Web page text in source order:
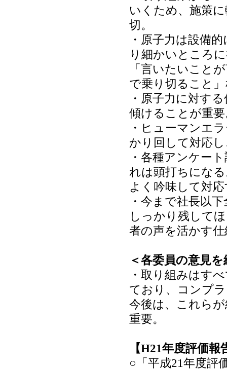
いくため、施策
切。
・原子力は設備
り細かいところ
「言いたいこと
で乗り切ること
・原子力に対す
傾けることが重
・ヒューマンエ
かり回して対応
・各種アンケー
れは頭打ちにな
よく吟味して対
・今まで社長以
しっかり残して
者の声を活かす
＜各委員の意見
・取り組みはす
ており、コンプ
今後は、これら
重要。
【H21年度評価
○「平成21年度評